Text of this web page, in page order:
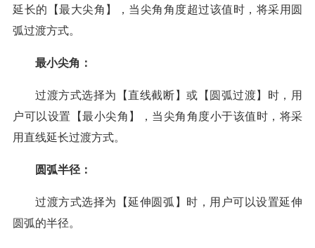
延长的【最大尖角】，当尖角角度超过该值时，将采用圆
弧过渡方式。
最小尖角：
过渡方式选择为【直线截断】或【圆弧过渡】时，用
户可以设置【最小尖角】，当尖角角度小于该值时，将采
用直线延长过渡方式。
圆弧半径：
过渡方式选择为【延伸圆弧】时，用户可以设置延伸
圆弧的半径。